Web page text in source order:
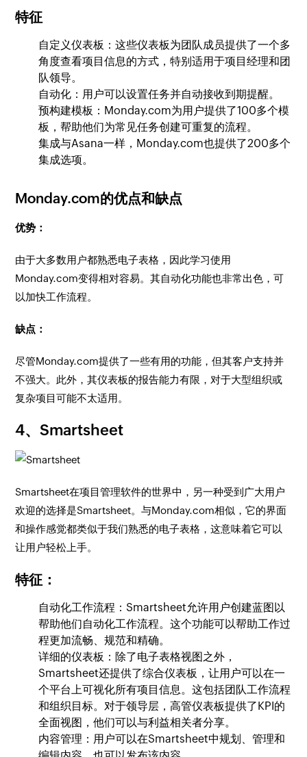
特征
自定义仪表板：这些仪表板为团队成员提供了一个多
角度查看项目信息的方式，特别适用于项目经理和团
队领导。
自动化：用户可以设置任务并自动接收到期提醒。
预构建模板：Monday.com为用户提供了100多个模
板，帮助他们为常见任务创建可重复的流程。
集成与Asana一样，Monday.com也提供了200多个
集成选项。
Monday.com的优点和缺点
优势：
由于大多数用户都熟悉电子表格，因此学习使用
Monday.com变得相对容易。其自动化功能也非常出色，可
以加快工作流程。
缺点：
尽管Monday.com提供了一些有用的功能，但其客户支持并
不强大。此外，其仪表板的报告能力有限，对于大型组织或
复杂项目可能不太适用。
4、Smartsheet
Smartsheet在项目管理软件的世界中，另一种受到广大用户
欢迎的选择是Smartsheet。与Monday.com相似，它的界面
和操作感觉都类似于我们熟悉的电子表格，这意味着它可以
让用户轻松上手。
特征：
自动化工作流程：Smartsheet允许用户创建蓝图以
帮助他们自动化工作流程。这个功能可以帮助工作过
程更加流畅、规范和精确。
详细的仪表板：除了电子表格视图之外，
Smartsheet还提供了综合仪表板，让用户可以在一
个平台上可视化所有项目信息。这包括团队工作流程
和组织目标。对于领导层，高管仪表板提供了KPI的
全面视图，他们可以与利益相关者分享。
内容管理：用户可以在Smartsheet中规划、管理和